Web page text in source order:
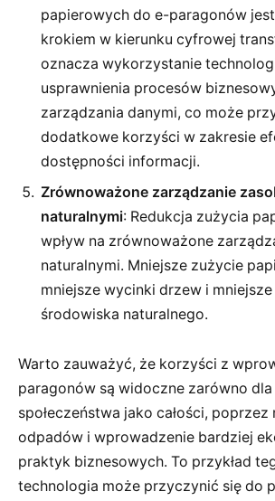
papierowych do e-paragonów
krokiem w kierunku cyfrowej
oznacza wykorzystanie
usprawnienia procesów
zarządzania danymi, co może
dodatkowe korzyści w zakresie
dostępności informacji.
Zrównoważone zarządzanie
naturalnymi: Redukcja zużycia
wpływ na zrównoważone
naturalnymi. Mniejsze zużycie
mniejsze wycinki drzew i
środowiska naturalnego.
Warto zauważyć, że korzyści z
paragonów są widoczne zarówno
społeczeństwa jako całości, poprzez
odpadów i wprowadzenie bardziej
praktyk biznesowych. To przykład
technologia może przyczynić się do